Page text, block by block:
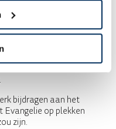
familie Bakker van
teams, zendelingen,
naar de meest
die dringend
door de vluchten
bijdragen aan het
Evangelie op plekken
zijn.